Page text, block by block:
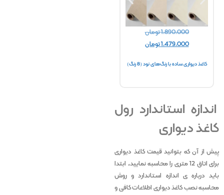
1,890,000تومان
1,479,000تومان
کاغذ دیواری ساده با رنگ‌های نود (8 رنگ)
اندازه استاندارد رول
کاغذ دیواری
پیش از آن که بتوانید قیمت کاغذ دیواری
برای اتاق 12 متری را محاسبه نمایید، ابتدا
باید درباره ی اندازه استاندارد و روش
محاسبه نصب کاغذ دیواری اطلاعات کافی و